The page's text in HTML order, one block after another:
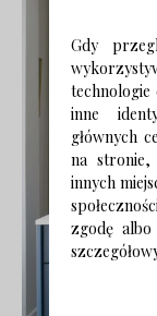
Gdy
technologie
inne
głównych
na
innych
zgodę